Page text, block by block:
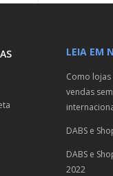
LEIA EM
Como
vendas
DABS e
DABS e
2022